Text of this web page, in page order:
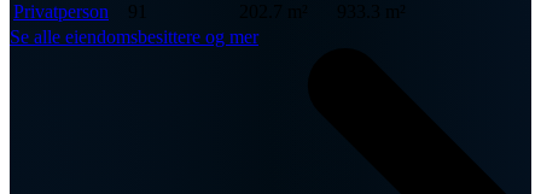
Privatperson
91
933.3 m²
Se alle eiendomsbesittere og mer